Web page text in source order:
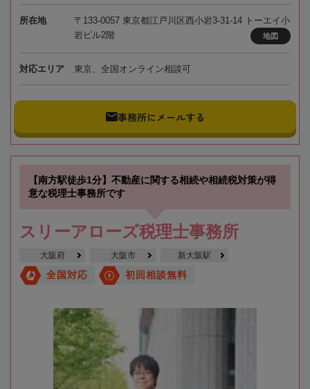
所在地
〒133-0057 東京都江戸川区西小岩3-31-14 トーエイ小
岩ビル2階
地図
対応エリア 東京、全国オンライン相談可
事務所にメールする
【南方駅徒歩1分】不動産に関する相続や相続税対策が得
意な税理士事務所です
スリーアローズ税理士事務所
大阪府 大阪市 新大阪駅
全国対応 初回相談無料